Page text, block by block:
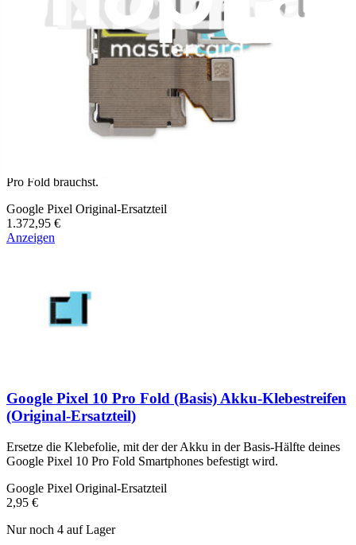
Google Pixel 10 Pro Fold Reparatur-Werkzeug-Set
Pro Fold brauchst.
Google Pixel Original-Ersatzteil
1.372,95 €
Anzeigen
Google Pixel 10 Pro Fold (Basis) Akku-Klebestreifen
(Original-Ersatzteil)
Ersetze die Klebefolie, mit der der Akku in der Basis-Hälfte deines
Google Pixel 10 Pro Fold Smartphones befestigt wird.
Google Pixel Original-Ersatzteil
2,95 €
Nur noch 4 auf Lager